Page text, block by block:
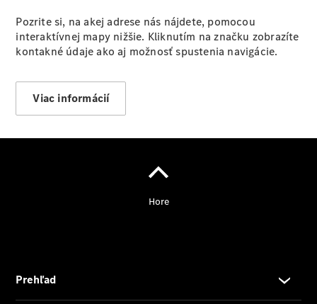
osobných údajov
Pozrite si, na akej adrese nás nájdete, pomocou
interaktívnej mapy nižšie. Kliknutím na značku zobrazíte
kontakné údaje ako aj možnosť spustenia navigácie.
Viac informácií